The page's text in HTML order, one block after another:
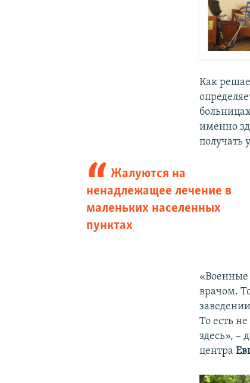
Как
именно
получать
Жалуются на
ненадлежащее лечение в
маленьких населенных
пунктах
«Военные
врачом.
То есть
здесь», –
центра